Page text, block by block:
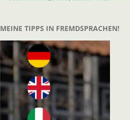
MEINE TIPPS IN FREMDSPRACHEN!